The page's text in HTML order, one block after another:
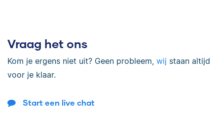
Vraag het ons
Kom je ergens niet uit? Geen probleem, wij staan altijd
voor je klaar.
Start een live chat